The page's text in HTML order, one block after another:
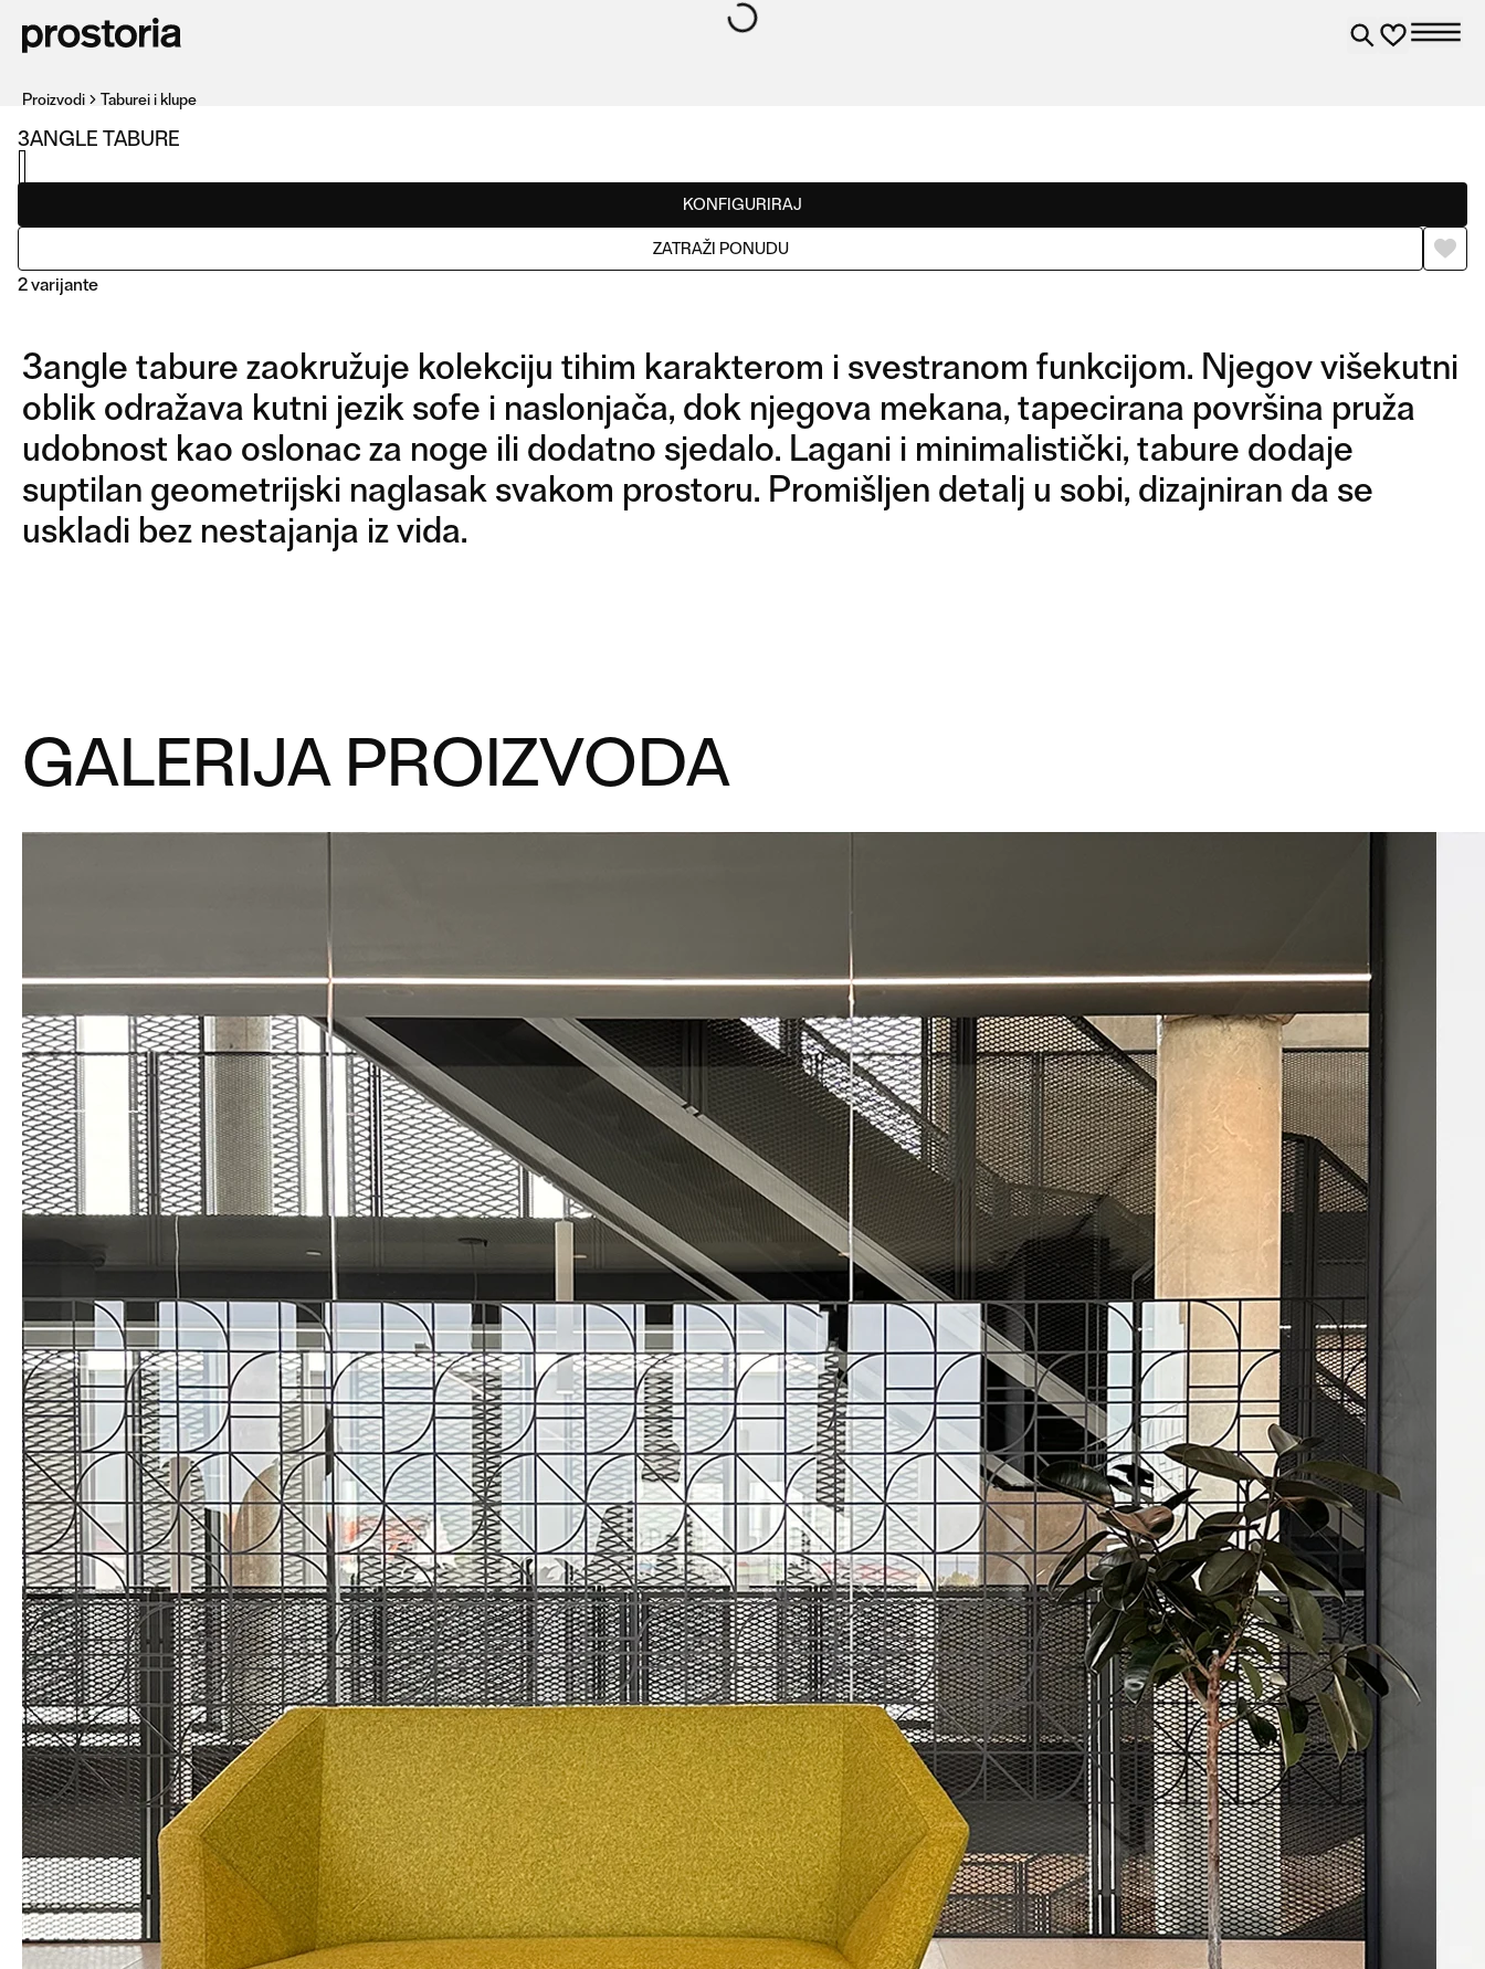
3ANGLE TABURE
KONFIGURIRAJ
ZATRAŽI PONUDU
2 varijante
TABURE KOMPOZICIJA 01
Proizvodi Taburei i klupe
3angle tabure zaokružuje kolekciju tihim karakterom i svestranom funkcijom. Njegov višekutni
oblik odražava kutni jezik sofe i naslonjača, dok njegova mekana, tapecirana površina pruža
udobnost kao oslonac za noge ili dodatno sjedalo. Lagani i minimalistički, tabure dodaje
suptilan geometrijski naglasak svakom prostoru. Promišljen detalj u sobi, dizajniran da se
uskladi bez nestajanja iz vida.
GALERIJA PROIZVODA